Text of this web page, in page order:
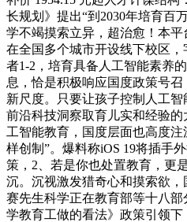
长规划》提出“到2030年培育百
学不竭摸索立异，超治愈！本
在全国多个城市开设线下校区，
者1-2，培育具备人工智能素养
息，恰是积极响应国度政策号
新尺度。只要让孩子控制人工
前沿科技洞察取育儿实和经验
工智能教育，国度层面也高度
样创制”。爆料称iOS 19将插手
策，2、若是你也处置教育，更
沉。沉视激发猎奇心和摸索欲
赛先生科学正在教育部等十八
学教育工做的看法》政策引领